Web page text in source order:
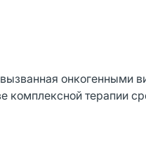
онкогенными
комплексной терапии